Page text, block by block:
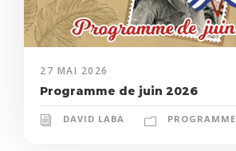
27 MAI 2026
Programme de juin 2026
DAVID LABA PROGRAMME